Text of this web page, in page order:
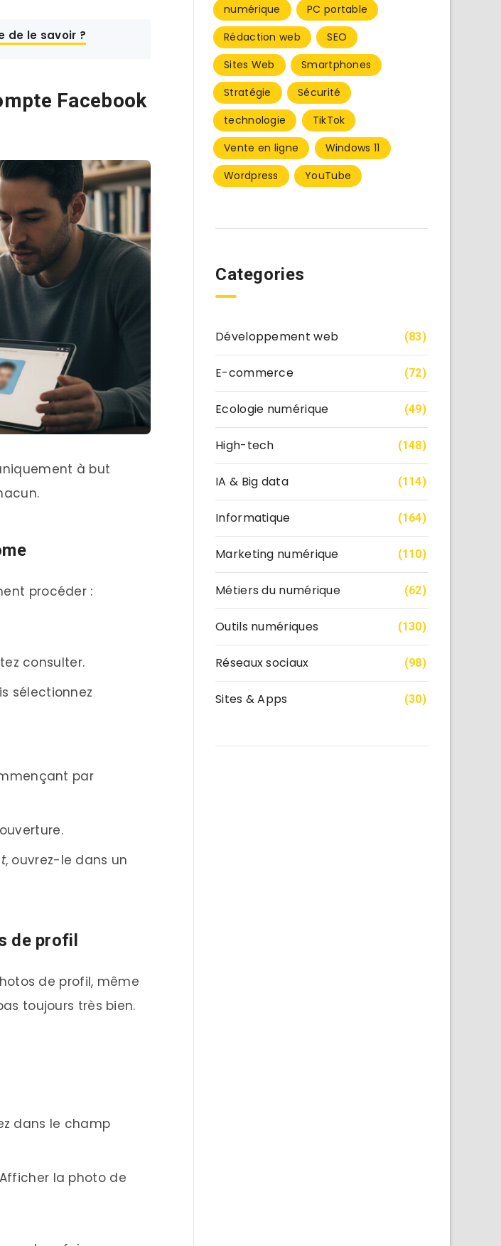
de le savoir ?
Facebook
à but
procéder :
consulter.
sélectionnez
par
, ouvrez-le dans un
de profil
de profil, même
toujours très bien.
dans le champ
la photo de
numérique
PC portable
Rédaction web
SEO
Sites Web
Smartphones
Stratégie
Sécurité
technologie
TikTok
Vente en ligne
Windows 11
Wordpress
YouTube
Categories
Développement web (83)
E-commerce (72)
Ecologie numérique (49)
High-tech (148)
IA & Big data (114)
Informatique (164)
Marketing numérique (110)
Métiers du numérique (62)
Outils numériques (130)
Réseaux sociaux (98)
Sites & Apps (30)